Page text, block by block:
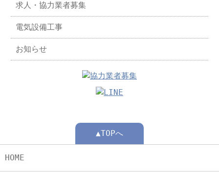
求人・協力業者募集
電気設備工事
お知らせ
▲TOPへ
HOME